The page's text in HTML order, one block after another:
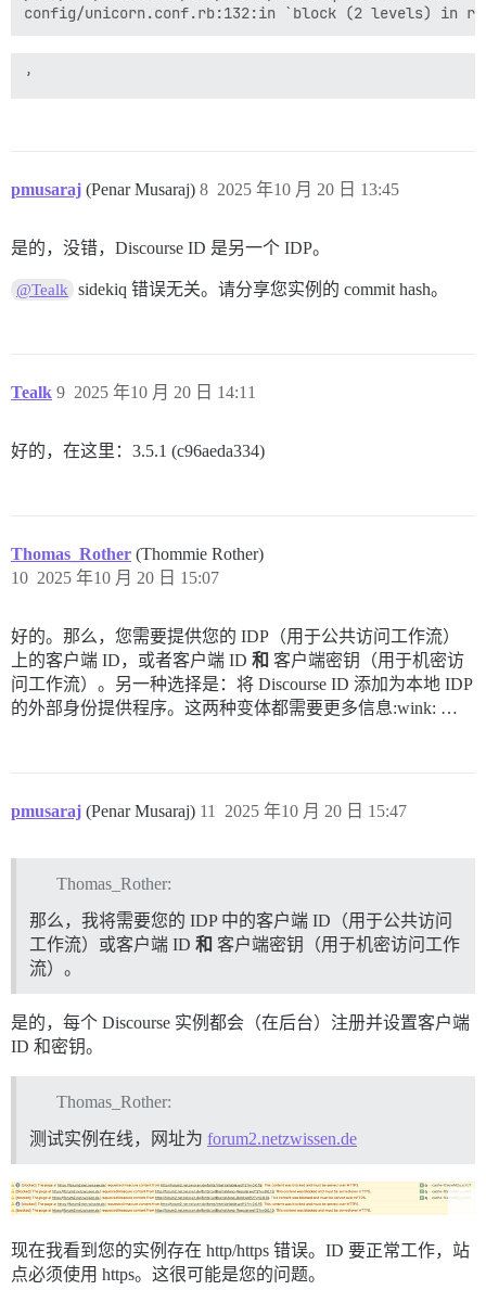
pmusaraj (Penar Musaraj) 2025 年10 月 20 日 13:45
8
是的，没错，Discourse ID 是另一个 IDP。
@Tealk sidekiq 错误无关。请分享您实例的 commit hash。
Tealk 2025 年10 月 20 日 14:11
9
好的，在这里：3.5.1 (c96aeda334)
Thomas_Rother (Thommie Rother)
2025 年10 月 20 日 15:07
10
好的。那么，您需要提供您的 IDP（用于公共访问工作流）
上的客户端 ID，或者客户端 ID 和 客户端密钥（用于机密访
问工作流）。另一种选择是：将 Discourse ID 添加为本地 IDP
的外部身份提供程序。这两种变体都需要更多信息:wink: …
pmusaraj (Penar Musaraj) 2025 年10 月 20 日 15:47
11
Thomas_Rother:
那么，我将需要您的 IDP 中的客户端 ID（用于公共访问
工作流）或客户端 ID 和 客户端密钥（用于机密访问工作
流）。
是的，每个 Discourse 实例都会（在后台）注册并设置客户端
ID 和密钥。
Thomas_Rother:
测试实例在线，网址为 forum2.netzwissen.de
现在我看到您的实例存在 http/https 错误。ID 要正常工作，站
点必须使用 https。这很可能是您的问题。